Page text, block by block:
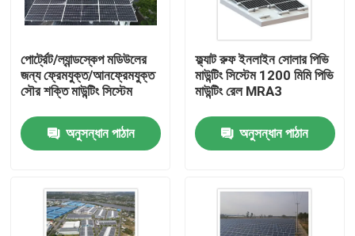
পণ্য
পোর্ট্রেট/ল্যান্ডস্কেপ মডিউলের
জন্য ফ্রেমযুক্ত/আনফ্রেমযুক্ত
সৌর শক্তি মাউন্টিং সিস্টেম
অনুসন্ধান পাঠান
ফ্ল্যাট রুফ ইনলাইন সোলার পিভি
মাউন্টিং সিস্টেম 1200 মিমি পিভি
মাউন্টিং রেল MRA3
অনুসন্ধান পাঠান